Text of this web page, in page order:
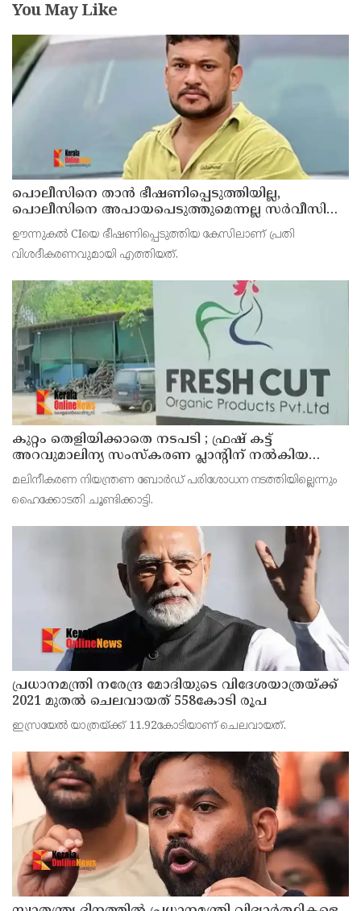
You May Like
പൊലീസിനെ താന്‍ ഭീഷണിപ്പെടുത്തിയില്ല,
പൊലീസിനെ അപായപെടുത്തുമെന്നല്ല സര്‍വീസില്‍
തുടരാന്‍ അനുവദിക്കില്ലെന്നാണ് പറഞ്ഞത് ;
വിശദീകരണവുമായി അര്‍ജുന്‍ ആയങ്കി
ഊന്നുകല്‍ CIയെ ഭീഷണിപ്പെടുത്തിയ കേസിലാണ് പ്രതി
വിശദീകരണവുമായി എത്തിയത്.
കുറ്റം തെളിയിക്കാതെ നടപടി ; ഫ്രഷ് കട്ട്
അറവുമാലിന്യ സംസ്‌കരണ പ്ലാന്റിന് നല്‍കിയ
സ്റ്റോപ്പ് മെമ്മോയില്‍ ഗുരുതര വീഴ്ചയെന്ന്
ഹൈക്കോടതി
മലിനീകരണ നിയന്ത്രണ ബോര്‍ഡ് പരിശോധന നടത്തിയില്ലെന്നും
ഹൈക്കോടതി ചൂണ്ടിക്കാട്ടി.
പ്രധാനമന്ത്രി നരേന്ദ്ര മോദിയുടെ വിദേശയാത്രയ്ക്ക്
2021 മുതല്‍ ചെലവായത് 558കോടി രൂപ
ഇസ്രയേല്‍ യാത്രയ്ക്ക് 11.92കോടിയാണ് ചെലവായത്.